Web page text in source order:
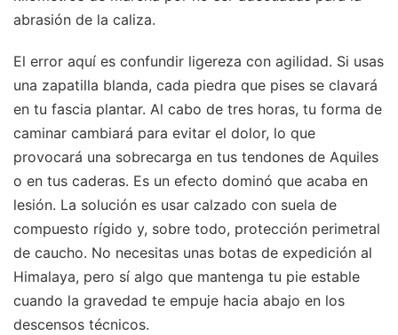
abrasión de la caliza.
El error aquí es confundir ligereza con agilidad. Si usas
una zapatilla blanda, cada piedra que pises se clavará
en tu fascia plantar. Al cabo de tres horas, tu forma de
caminar cambiará para evitar el dolor, lo que
provocará una sobrecarga en tus tendones de Aquiles
o en tus caderas. Es un efecto dominó que acaba en
lesión. La solución es usar calzado con suela de
compuesto rígido y, sobre todo, protección perimetral
de caucho. No necesitas unas botas de expedición al
Himalaya, pero sí algo que mantenga tu pie estable
cuando la gravedad te empuje hacia abajo en los
descensos técnicos.